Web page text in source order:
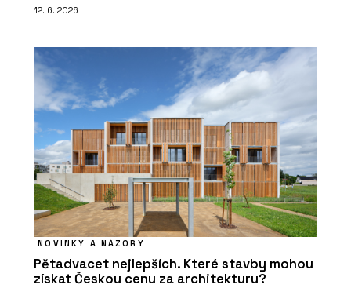
12. 6. 2026
NOVINKY A NÁZORY
Pětadvacet nejlepších. Které stavby mohou
získat Českou cenu za architekturu?